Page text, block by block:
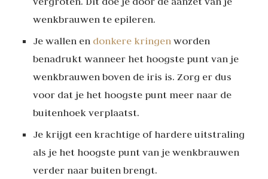
wenkbrauwen te epileren.
Je wallen en donkere kringen worden
benadrukt wanneer het hoogste punt van je
wenkbrauwen boven de iris is. Zorg er dus
voor dat je het hoogste punt meer naar de
buitenhoek verplaatst.
Je krijgt een krachtige of hardere uitstraling
als je het hoogste punt van je wenkbrauwen
verder naar buiten brengt.